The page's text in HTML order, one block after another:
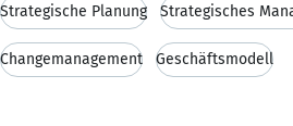
Strategische Planung Strategisches
Changemanagement Geschäftsmodell